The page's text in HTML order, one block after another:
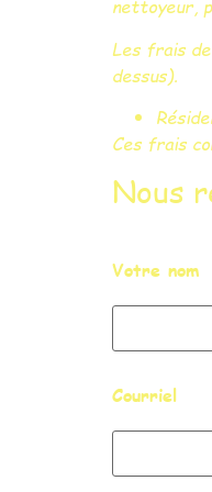
nettoyeur,
Les frais
dessus).
Ces frais
Nous
Votre nom
Courriel